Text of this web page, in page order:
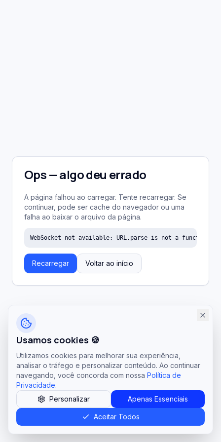
Ops — algo deu errado
A página falhou ao carregar. Tente recarregar. Se
continuar, pode ser cache do navegador ou uma
falha ao baixar o arquivo da página.
WebSocket not available: URL.parse is not a function
Recarregar Voltar ao início
Usamos cookies 🍪
Utilizamos cookies para melhorar sua experiência,
analisar o tráfego e personalizar conteúdo. Ao continuar
navegando, você concorda com nossa Política de
Privacidade.
Personalizar
Apenas Essenciais
Aceitar Todos